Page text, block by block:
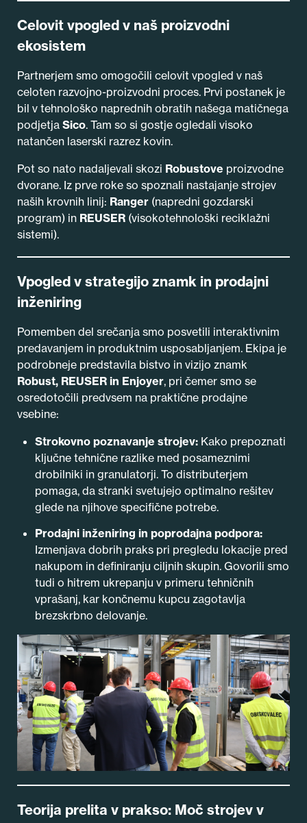
Celovit vpogled v naš proizvodni
ekosistem
Partnerjem smo omogočili celovit vpogled v naš
celoten razvojno-proizvodni proces. Prvi postanek je
bil v tehnološko naprednih obratih našega matičnega
podjetja Sico. Tam so si gostje ogledali visoko
natančen laserski razrez kovin.
Pot so nato nadaljevali skozi Robustove proizvodne
dvorane. Iz prve roke so spoznali nastajanje strojev
naših krovnih linij: Ranger (napredni gozdarski
program) in REUSER (visokotehnološki reciklažni
sistemi).
Vpogled v strategijo znamk in prodajni
inženiring
Pomemben del srečanja smo posvetili interaktivnim
predavanjem in produktnim usposabljanjem. Ekipa je
podrobneje predstavila bistvo in vizijo znamk
Robust, REUSER in Enjoyer, pri čemer smo se
osredotočili predvsem na praktične prodajne
vsebine:
Strokovno poznavanje strojev: Kako prepoznati
ključne tehnične razlike med posameznimi
drobilniki in granulatorji. To distributerjem
pomaga, da stranki svetujejo optimalno rešitev
glede na njihove specifične potrebe.
Prodajni inženiring in poprodajna podpora:
Izmenjava dobrih praks pri pregledu lokacije pred
nakupom in definiranju ciljnih skupin. Govorili smo
tudi o hitrem ukrepanju v primeru tehničnih
vprašanj, kar končnemu kupcu zagotavlja
brezskrbno delovanje.
Teorija prelita v prakso: Moč strojev v